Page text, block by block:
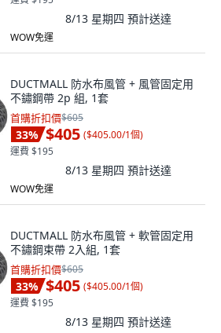
8/13 星期四 預計送達
WOW免運
DUCTMALL 防水布風管 + 風管固定用
不鏽鋼帶 2p 組, 1套
首購折扣價$605
33% $405 ($405.00/1個)
運費 $195
8/13 星期四 預計送達
WOW免運
DUCTMALL 防水布風管 + 軟管固定用
不鏽鋼束帶 2入組, 1套
首購折扣價$605
33% $405 ($405.00/1個)
運費 $195
8/13 星期四 預計送達